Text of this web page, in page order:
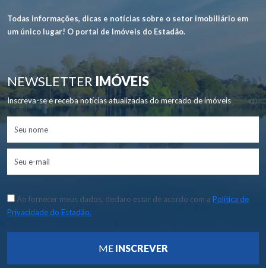
Todas informações, dicas e notícias sobre o setor imobiliário em
um único lugar! O portal de Imóveis do Estadão.
NEWSLETTERIMÓVEIS
Inscreva-se e receba notícias atualizadas do mercado de imóveis
Ao fornecer meus dados, declaro estar de acordo com a Política de
Privacidade do Estadão.
ME INSCREVER